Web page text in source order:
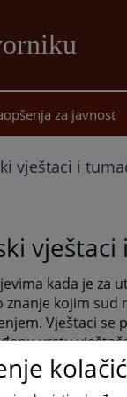
za javnost
vještaci i
vještaci
kada je za
znanje kojim sud
Vještaci se
vrstu
će se
fakulteti i sl.